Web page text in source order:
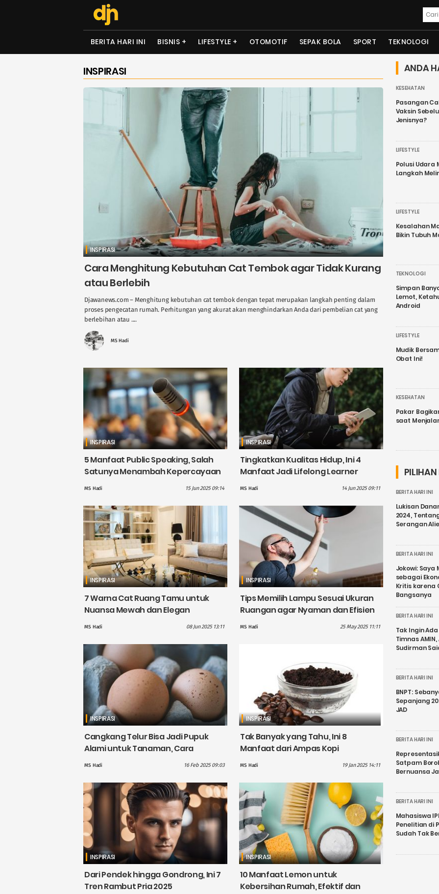
BERITA HARI INI BISNIS LIFESTYLE OTOMOTIF SEPAK BOLA SPORT TEKNOLOGI
INSPIRASI
INSPIRASI
Cara Menghitung Kebutuhan Cat Tembok agar Tidak Kurang
atau Berlebih
Djawanews.com – Menghitung kebutuhan cat tembok dengan tepat merupakan langkah penting dalam
proses pengecatan rumah. Perhitungan yang akurat akan menghindarkan Anda dari pembelian cat yang
berlebihan atau ....
MS Hadi
INSPIRASI
5 Manfaat Public Speaking, Salah
Satunya Menambah Kepercayaan
MS Hadi 15 Jun 2025 09:14
INSPIRASI
Tingkatkan Kualitas Hidup, Ini 4
Manfaat Jadi Lifelong Learner
MS Hadi 14 Jun 2025 09:11
INSPIRASI
7 Warna Cat Ruang Tamu untuk
Nuansa Mewah dan Elegan
MS Hadi 08 Jun 2025 13:11
INSPIRASI
Tips Memilih Lampu Sesuai Ukuran
Ruangan agar Nyaman dan Efisien
MS Hadi 25 May 2025 11:11
INSPIRASI
Cangkang Telur Bisa Jadi Pupuk
Alami untuk Tanaman, Cara
MS Hadi 16 Feb 2025 09:03
INSPIRASI
Tak Banyak yang Tahu, Ini 8
Manfaat dari Ampas Kopi
MS Hadi 19 Jan 2025 14:11
INSPIRASI
Dari Pendek hingga Gondrong, Ini 7
Tren Rambut Pria 2025
INSPIRASI
10 Manfaat Lemon untuk
Kebersihan Rumah, Efektif dan
ANDA
KESEHATAN
Pasangan
Vaksin
Jenisnya?
LIFESTYLE
Polusi Udara
Langkah
LIFESTYLE
Kesalahan
Bikin Tubuh
TEKNOLOGI
Simpan
Lemot,
Android
LIFESTYLE
Mudik
Obat Ini!
KESEHATAN
Pakar
saat
PILIHAN
BERITA HARI INI
Lukisan
2024,
Serangan
BERITA HARI INI
Jokowi: Saya
sebagai
Kritis karena
Bangsanya
BERITA HARI INI
Tak Ingin
Timnas
Sudirman
BERITA HARI INI
BNPT:
Sepanjang
JAD
BERITA HARI INI
Satpam
Bernuansa
BERITA HARI INI
Mahasiswa
Penelitian di
Sudah Tak